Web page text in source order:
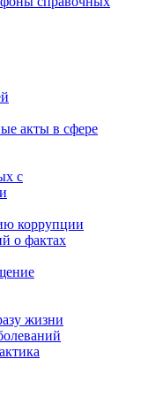
акты в сфере
с
коррупции
о фактах
жизни